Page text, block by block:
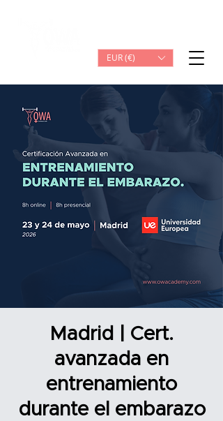
EUR (€)
Madrid | Cert.
avanzada en
entrenamiento
durante el embarazo